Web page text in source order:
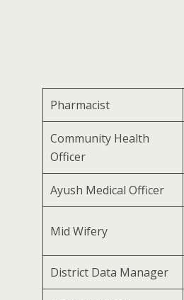
Pharmacist
Community Health
Officer
Ayush Medical Officer
Mid Wifery
District Data Manager